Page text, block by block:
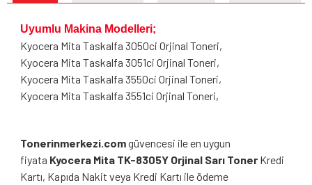
Uyumlu Makina Modelleri;
Kyocera Mita Taskalfa 3050ci Orjinal Toneri,
Kyocera Mita Taskalfa 3051ci Orjinal Toneri,
Kyocera Mita Taskalfa 3550ci Orjinal Toneri,
Kyocera Mita Taskalfa 3551ci Orjinal Toneri,
Tonerinmerkezi.comgüvencesi ile en uygun
fiyata Kyocera Mita TK-8305Y Orjinal Sarı Toner Kredi
Kartı, Kapıda Nakit veya Kredi Kartı ile ödeme